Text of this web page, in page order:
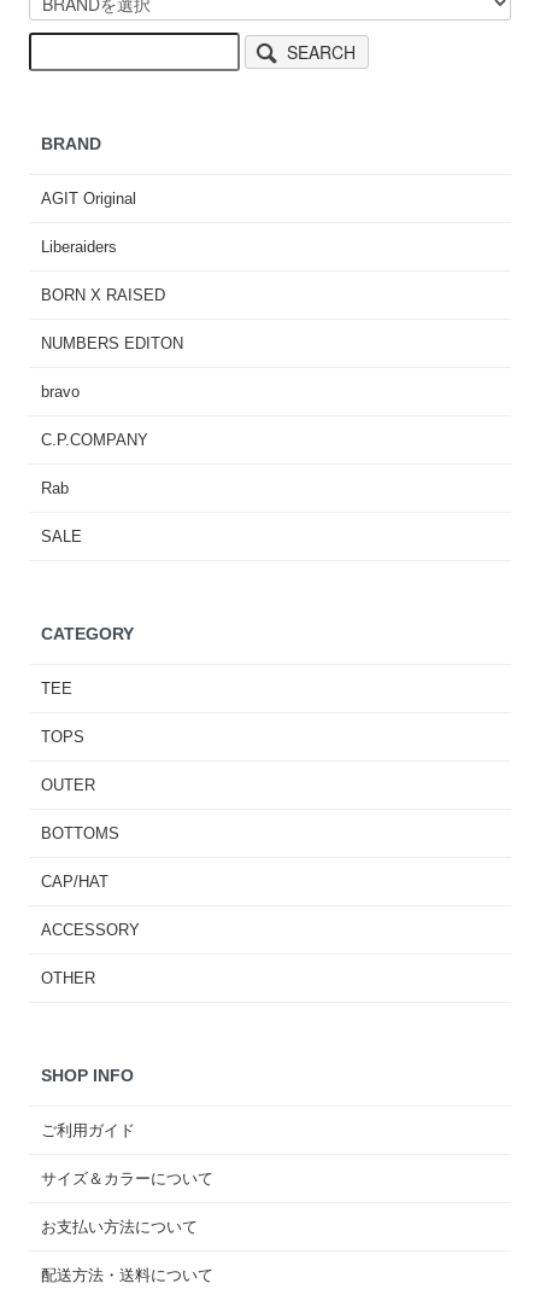
SEARCH
BRAND
AGIT Original
Liberaiders
BORN X RAISED
NUMBERS EDITON
bravo
C.P.COMPANY
Rab
SALE
CATEGORY
TEE
TOPS
OUTER
BOTTOMS
CAP/HAT
ACCESSORY
OTHER
SHOP INFO
ご利用ガイド
サイズ＆カラーについて
お支払い方法について
配送方法・送料について